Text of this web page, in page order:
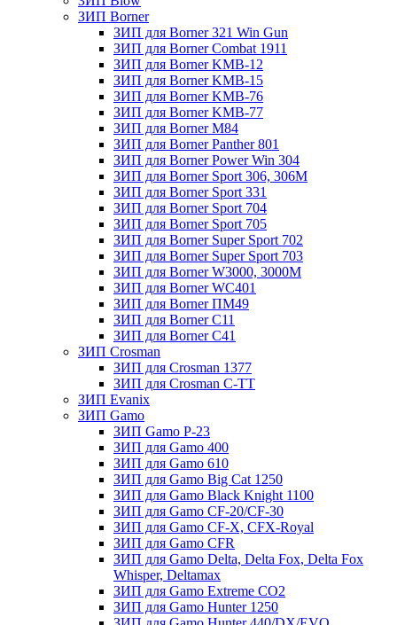
ЗИП Borner
ЗИП для Borner 321 Win Gun
ЗИП для Borner Combat 1911
ЗИП для Borner KMB-12
ЗИП для Borner KMB-15
ЗИП для Borner KMB-76
ЗИП для Borner KMB-77
ЗИП для Borner M84
ЗИП для Borner Panther 801
ЗИП для Borner Power Win 304
ЗИП для Borner Sport 306, 306M
ЗИП для Borner Sport 331
ЗИП для Borner Sport 704
ЗИП для Borner Sport 705
ЗИП для Borner Super Sport 702
ЗИП для Borner Super Sport 703
ЗИП для Borner W3000, 3000М
ЗИП для Borner WC401
ЗИП для Borner ПМ49
ЗИП для Borner С11
ЗИП для Borner С41
ЗИП Crosman
ЗИП для Crosman 1377
ЗИП для Crosman C-TT
ЗИП Evanix
ЗИП Gamo
ЗИП Gamo P-23
ЗИП для Gamo 400
ЗИП для Gamo 610
ЗИП для Gamo Big Cat 1250
ЗИП для Gamo Black Knight 1100
ЗИП для Gamo CF-20/CF-30
ЗИП для Gamo CF-X, CFX-Royal
ЗИП для Gamo CFR
ЗИП для Gamo Delta, Delta Fox, Delta Fox
Whisper, Deltamax
ЗИП для Gamo Extreme CO2
ЗИП для Gamo Hunter 1250